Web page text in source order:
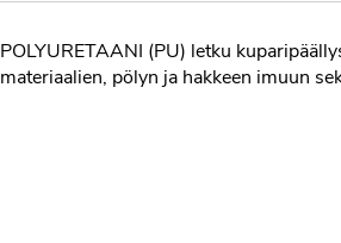
POLYURETAANI (PU) letku
materiaalien, pölyn ja hakkeen imuun